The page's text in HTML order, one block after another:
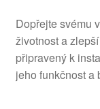
Dopřejte svému
životnost a
připravený k
jeho funkčnost a